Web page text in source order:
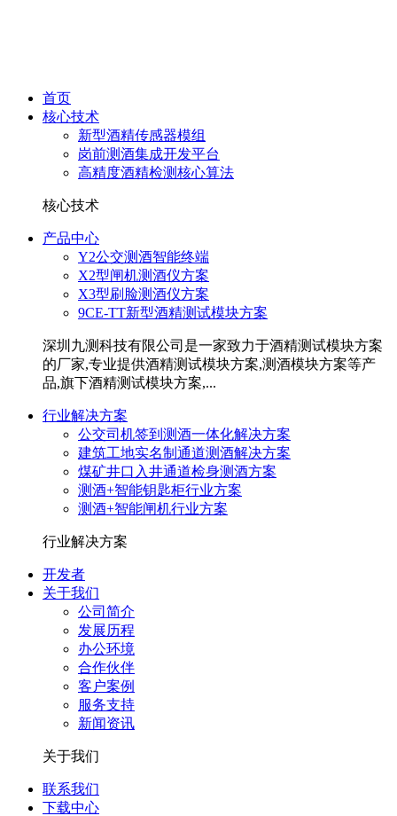
首页
核心技术
新型酒精传感器模组
岗前测酒集成开发平台
高精度酒精检测核心算法
核心技术
产品中心
Y2公交测酒智能终端
X2型闸机测酒仪方案
X3型刷脸测酒仪方案
9CE-TT新型酒精测试模块方案
深圳九测科技有限公司是一家致力于酒精测试模块方案
的厂家,专业提供酒精测试模块方案,测酒模块方案等产
品,旗下酒精测试模块方案,...
行业解决方案
公交司机签到测酒一体化解决方案
建筑工地实名制通道测酒解决方案
煤矿井口入井通道检身测酒方案
测酒+智能钥匙柜行业方案
测酒+智能闸机行业方案
行业解决方案
开发者
关于我们
公司简介
发展历程
办公环境
合作伙伴
客户案例
服务支持
新闻资讯
关于我们
联系我们
下载中心